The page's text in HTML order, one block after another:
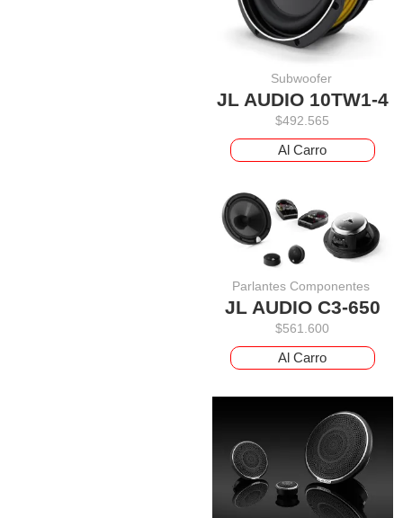
Subwoofer
JL AUDIO 10TW1-4
$492.565
Al Carro
Parlantes Componentes
JL AUDIO C3-650
$561.600
Al Carro